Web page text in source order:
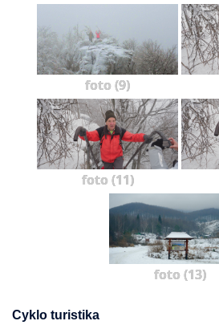
foto (9)
foto (11)
foto (13)
Cyklo turistika